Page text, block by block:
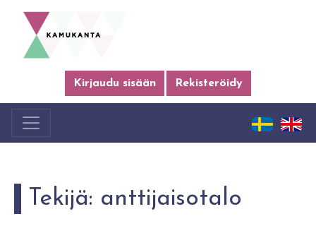
Kirjaudu sisään Rekisteröidy
Tekijä: anttijaisotalo